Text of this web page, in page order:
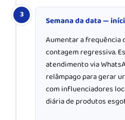
3
Semana da data —
Aumentar a frequência
contagem regressiva.
atendimento via
relâmpago para gerar
com influenciadores
diária de produtos